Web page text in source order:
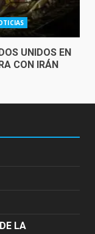
UNIDOS EN
CON IRÁN
LA